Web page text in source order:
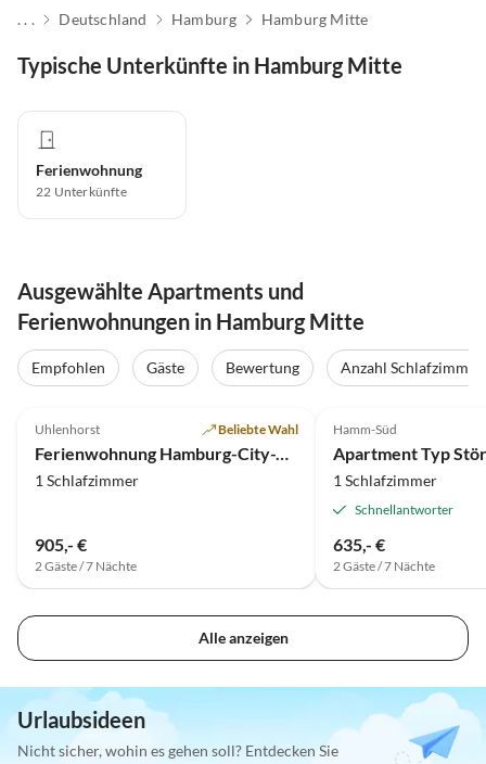
. . . Deutschland Hamburg Hamburg Mitte
Typische Unterkünfte in Hamburg Mitte
Ferienwohnung
22 Unterkünfte
Ausgewählte Apartments und
Ferienwohnungen in Hamburg Mitte
Empfohlen Gäste Bewertung Anzahl Schlafzimmer
Uhlenhorst Beliebte Wahl
1 Schlafzimmer
905,- €
2 Gäste / 7 Nächte
Super-Gastgeber
Hamm-Süd
Apartment Typ
1 Schlafzimmer
Schnellantworter
635,- €
2 Gäste / 7 Nächte
Alle anzeigen
Urlaubsideen
Nicht sicher, wohin es gehen soll? Entdecken Sie